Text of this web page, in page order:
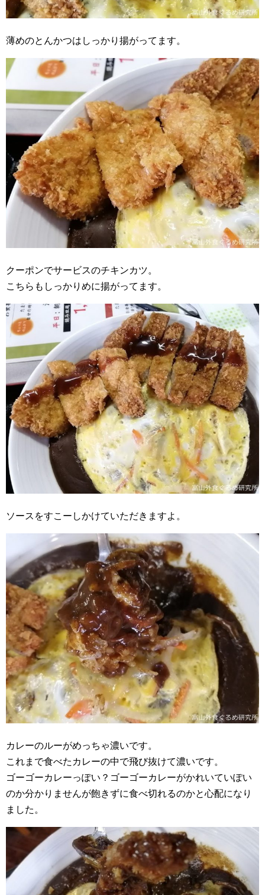
薄めのとんかつはしっかり揚がってます。
クーポンでサービスのチキンカツ。
こちらもしっかりめに揚がってます。
ソースをすこーしかけていただきますよ。
カレーのルーがめっちゃ濃いです。
これまで食べたカレーの中で飛び抜けて濃いです。
ゴーゴーカレーっぽい？ゴーゴーカレーがかれいていぽい
のか分かりませんが飽きずに食べ切れるのかと心配になり
ました。